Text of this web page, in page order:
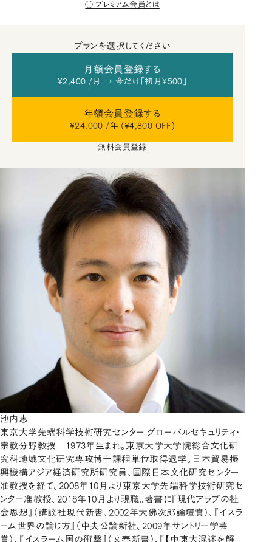
プレミアム会員とは
プランを選択してください
月額会員登録する
¥2,400 /月 → 今だけ「初月¥500」
年額会員登録する
¥24,000 /年 (¥4,800 OFF)
無料会員登録
池内恵
東京大学先端科学技術研究センター グローバルセキュリティ・
宗教分野教授 1973年生まれ。東京大学大学院総合文化研
究科地域文化研究専攻博士課程単位取得退学。日本貿易振
興機構アジア経済研究所研究員、国際日本文化研究センター
准教授を経て、2008年10月より東京大学先端科学技術研究セ
ンター准教授、2018年10月より現職。著書に『現代アラブの社
会思想』（講談社現代新書、2002年大佛次郎論壇賞）、『イスラ
ーム世界の論じ方』（中央公論新社、2009年サントリー学芸
賞）、『イスラーム国の衝撃』（文春新書）、『【中東大混迷を解